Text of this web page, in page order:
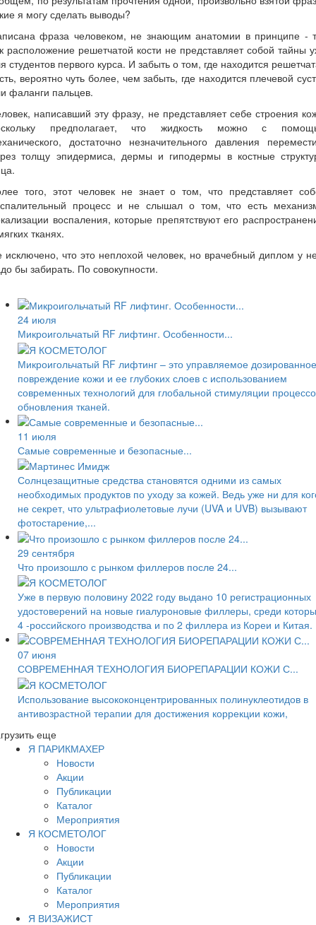
я могу сделать выводы?
фраза человеком, не знающим анатомии в принципе -
расположение решетчатой кости не представляет собой тайны
студентов первого курса. И забыть о том, где находится
вероятно чуть более, чем забыть, где находится плечевой
фаланги пальцев.
написавший эту фразу, не представляет себе строения
предполагает, что жидкость можно с
достаточно незначительного давления
толщу эпидермиса, дермы и гиподермы в костные
того, этот человек не знает о том, что представляет
процесс и не слышал о том, что есть
воспаления, которые препятствуют его
тканях.
исключено, что это неплохой человек, но врачебный диплом у
бы забирать. По совокупности.
24 июля
Микроигольчатый RF лифтинг. Особенности...
Микроигольчатый RF лифтинг – это управляемое дозированное
повреждение кожи и ее глубоких слоев с использованием
современных технологий для глобальной стимуляции
обновления тканей.
11 июля
Самые современные и безопасные...
Солнцезащитные средства становятся одними из самых
необходимых продуктов по уходу за кожей. Ведь уже ни для
не секрет, что ультрафиолетовые лучи (UVA и UVB) вызывают
фотостарение,...
29 сентября
Что произошло с рынком филлеров после 24...
Уже в первую половину 2022 году выдано 10 регистрационных
удостоверений на новые гиалуроновые филлеры, среди
4 -российского производства и по 2 филлера из Кореи и Китая.
07 июня
СОВРЕМЕННАЯ ТЕХНОЛОГИЯ БИОРЕПАРАЦИИ КОЖИ С...
Использование высококонцентрированных полинуклеотидов в
антивозрастной терапии для достижения коррекции кожи,
еще
Я ПАРИКМАХЕР
Новости
Акции
Публикации
Каталог
Мероприятия
Я КОСМЕТОЛОГ
Новости
Акции
Публикации
Каталог
Мероприятия
Я ВИЗАЖИСТ